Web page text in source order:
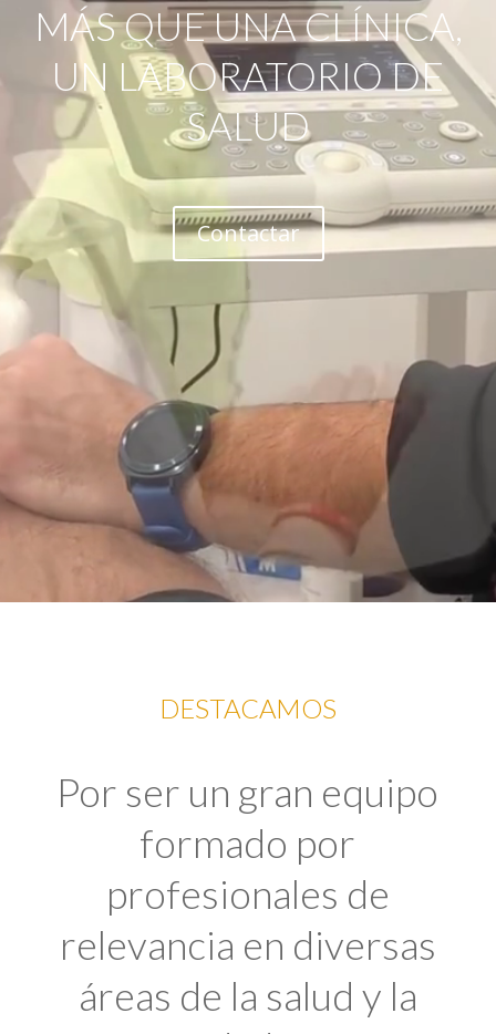
MÁS QUE UNA CLÍNICA,
UN LABORATORIO DE
SALUD
Contactar
DESTACAMOS
Por ser un gran equipo
formado por
profesionales de
relevancia en diversas
áreas de la salud y la